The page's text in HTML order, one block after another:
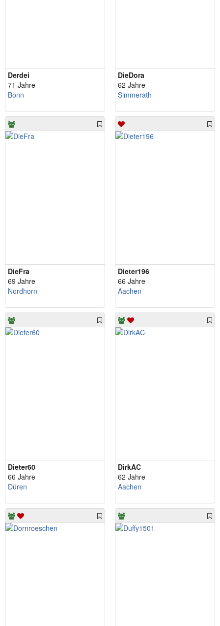
Derdei
71 Jahre
Bonn
DieDora
62 Jahre
Simmerath
DieFra
69 Jahre
Nordhorn
Dieter196
66 Jahre
Aachen
Dieter60
66 Jahre
Düren
DirkAC
62 Jahre
Aachen